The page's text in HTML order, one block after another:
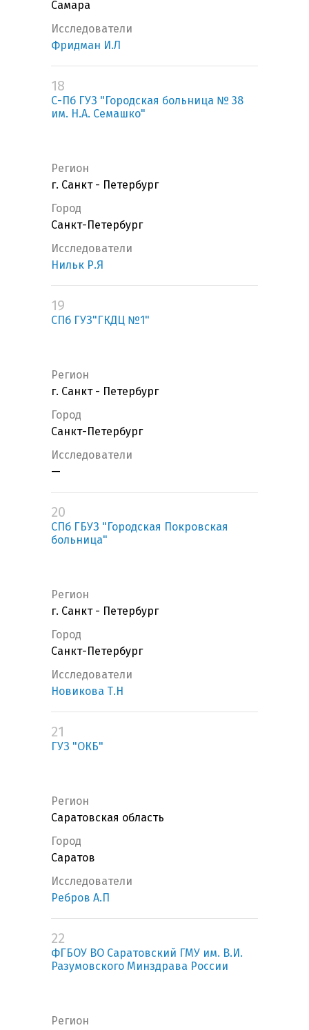
Самара
Исследователи
Фридман И.Л
18
С-Пб ГУЗ "Городская больница № 38
им. Н.А. Семашко"
Регион
г. Санкт - Петербург
Город
Санкт-Петербург
Исследователи
Нильк Р.Я
19
СПб ГУЗ"ГКДЦ №1"
Регион
г. Санкт - Петербург
Город
Санкт-Петербург
Исследователи
—
20
СПб ГБУЗ "Городская Покровская
больница"
Регион
г. Санкт - Петербург
Город
Санкт-Петербург
Исследователи
Новикова Т.Н
21
ГУЗ "ОКБ"
Регион
Саратовская область
Город
Саратов
Исследователи
Ребров А.П
22
ФГБОУ ВО Саратовский ГМУ им. В.И.
Разумовского Минздрава России
Регион